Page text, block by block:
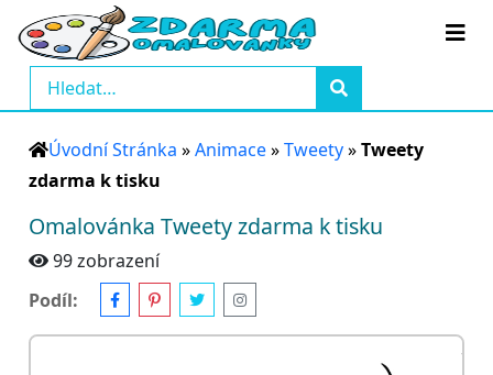
Úvodní Stránka »Animace»Tweety»Tweety
zdarma k tisku
Omalovánka Tweety zdarma k tisku
99 zobrazení
Podíl: